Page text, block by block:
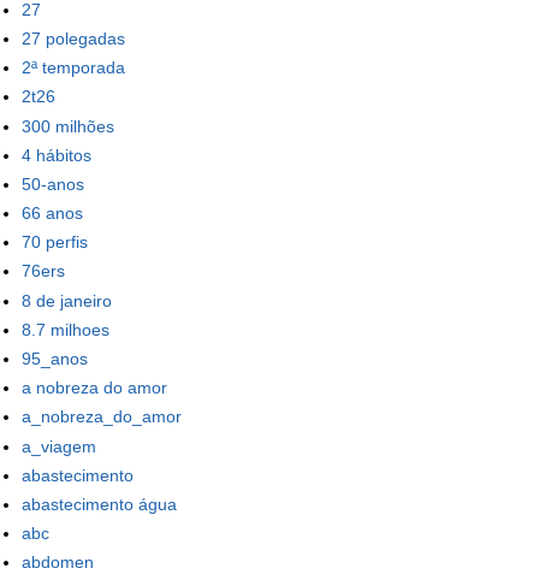
27
27 polegadas
2ª temporada
2t26
300 milhões
4 hábitos
50-anos
66 anos
70 perfis
76ers
8 de janeiro
8.7 milhoes
95_anos
a nobreza do amor
a_nobreza_do_amor
a_viagem
abastecimento
abastecimento água
abc
abdomen